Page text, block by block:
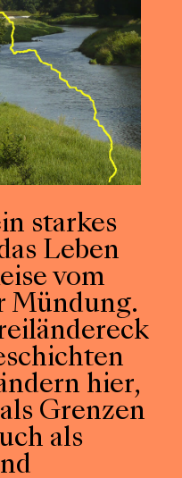
starkes
Leben
vom
Mündung.
hier,
Grenzen
als